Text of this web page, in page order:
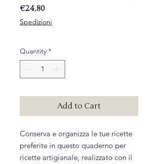
€24.80Price
Spedizioni
Quantity *
Add to Cart
Conserva e organizza le tue ricette
preferite in questo quaderno per
ricette artigianale, realizzato con il